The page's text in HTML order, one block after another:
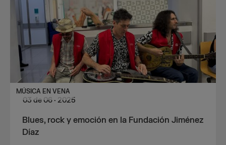
MÚSICA EN VENA
03 de06 · 2025
Blues, rock y emoción en la Fundación Jiménez
Díaz